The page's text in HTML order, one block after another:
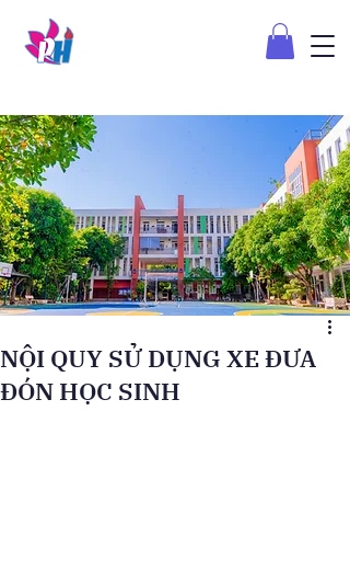
NỘI QUY SỬ DỤNG XE ĐƯA
ĐÓN HỌC SINH